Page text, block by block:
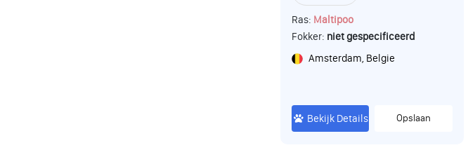
Ras: Maltipoo
Fokker: niet gespecificeerd
Amsterdam, Belgie
Bekijk Details Opslaan